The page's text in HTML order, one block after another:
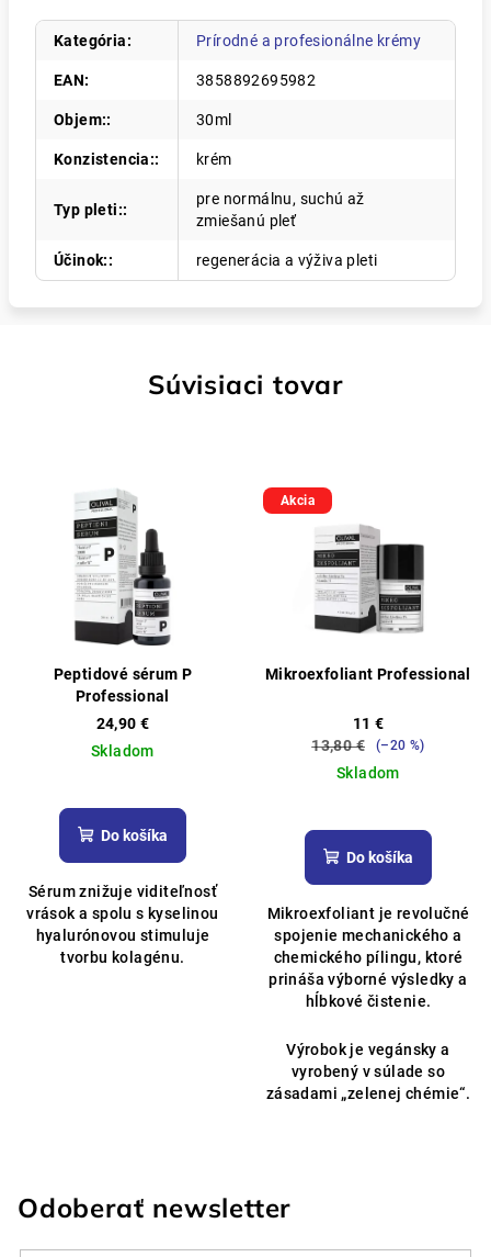
Kategória: Prírodné a profesionálne krémy
EAN: 3858892695982
Objem:: 30ml
Konzistencia:: krém
Typ pleti::
pre normálnu, suchú až
zmiešanú pleť
Účinok:: regenerácia a výživa pleti
Súvisiaci tovar
Peptidové sérum P
Professional
24,90 €
Skladom
hodnotenie
produktu
z
5
hviezdičiek.
Do košíka
Sérum znižuje viditeľnosť
vrások a spolu s kyselinou
hyalurónovou stimuluje
tvorbu kolagénu.
Akcia
Mikroexfoliant Professional
11 €
13,80 €
(–20 %)
Skladom
hodnotenie
produktu
z
5
hviezdičiek.
Do košíka
Mikroexfoliant je revolučné
spojenie mechanického a
chemického pílingu, ktoré
prináša výborné výsledky a
hĺbkové čistenie.
Výrobok je vegánsky a
vyrobený v súlade so
zásadami „zelenej chémie“.
Odoberať newsletter